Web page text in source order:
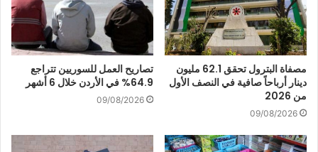
مصفاة البترول تحقق 62.1 مليون
دينار أرباحاً صافية في النصف الأول
من 2026
09/08/2026
تصاريح العمل للسوريين تتراجع
64.9% في الأردن خلال 6 أشهر
09/08/2026